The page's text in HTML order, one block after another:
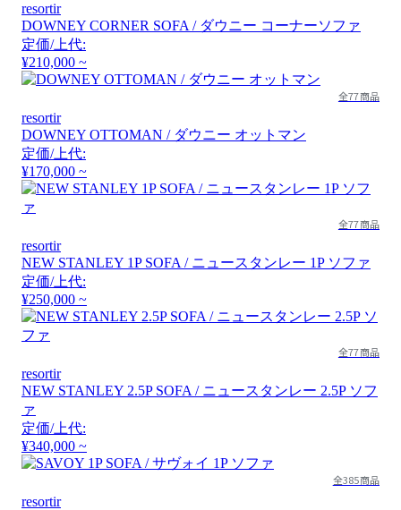
resortir
DOWNEY CORNER SOFA / ダウニー コーナーソファ
定価/上代:
¥210,000 ~
全77商品
resortir
DOWNEY OTTOMAN / ダウニー オットマン
定価/上代:
¥170,000 ~
全77商品
resortir
NEW STANLEY 1P SOFA / ニュースタンレー 1P ソファ
定価/上代:
¥250,000 ~
全77商品
resortir
NEW STANLEY 2.5P SOFA / ニュースタンレー 2.5P ソフ
ァ
定価/上代:
¥340,000 ~
全385商品
resortir